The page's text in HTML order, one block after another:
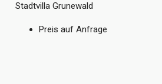
Stadtvilla Grunewald
Preis auf Anfrage